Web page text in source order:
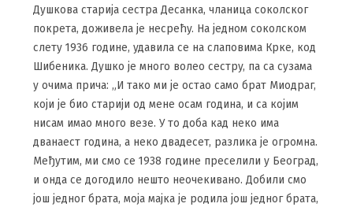
Душкова старија сестра Десанка, чланица соколског
покрета, доживела је несрећу. На једном соколском
слету 1936 године, удавила се на слаповима Крке, код
Шибеника. Душко је много волео сестру, па са сузама
у очима прича: „И тако ми је остао само брат Миодраг,
који је био старији од мене осам година, и са којим
нисам имао много везе. У то доба кад неко има
дванаест година, а неко двадесет, разлика је огромна.
Међутим, ми смо се 1938 године преселили у Београд,
и онда се догодило нешто неочекивано. Добили смо
још једног брата, моја мајка је родила још једног брата,